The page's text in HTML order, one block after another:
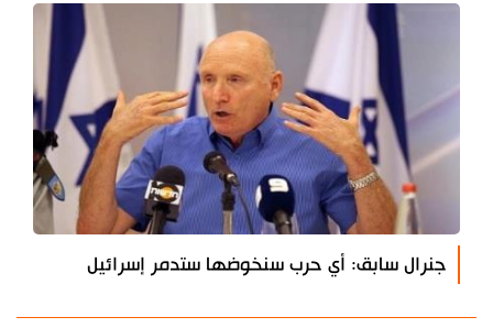
جنرال سابق: أي حرب سنخوضها ستدمر إسرائيل